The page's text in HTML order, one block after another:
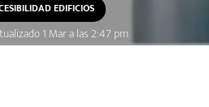
EDIFICIOS
1 Mar a las 2:47 pm